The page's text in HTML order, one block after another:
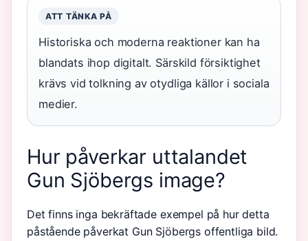
ATT TÄNKA PÅ
Historiska och moderna reaktioner kan ha
blandats ihop digitalt. Särskild försiktighet
krävs vid tolkning av otydliga källor i sociala
medier.
Hur påverkar uttalandet
Gun Sjöbergs image?
Det finns inga bekräftade exempel på hur detta
påstående påverkat Gun Sjöbergs offentliga bild.